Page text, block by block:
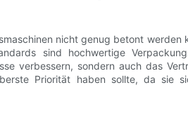
nicht genug betont werden
sind hochwertige
verbessern, sondern auch das
Priorität haben sollte, da sie